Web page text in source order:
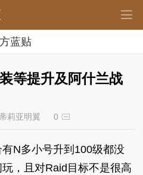
蓝贴
等提升及阿什兰战
莉亚明翼 0
N多小号升到100级都没
，且对Raid目标不是很高